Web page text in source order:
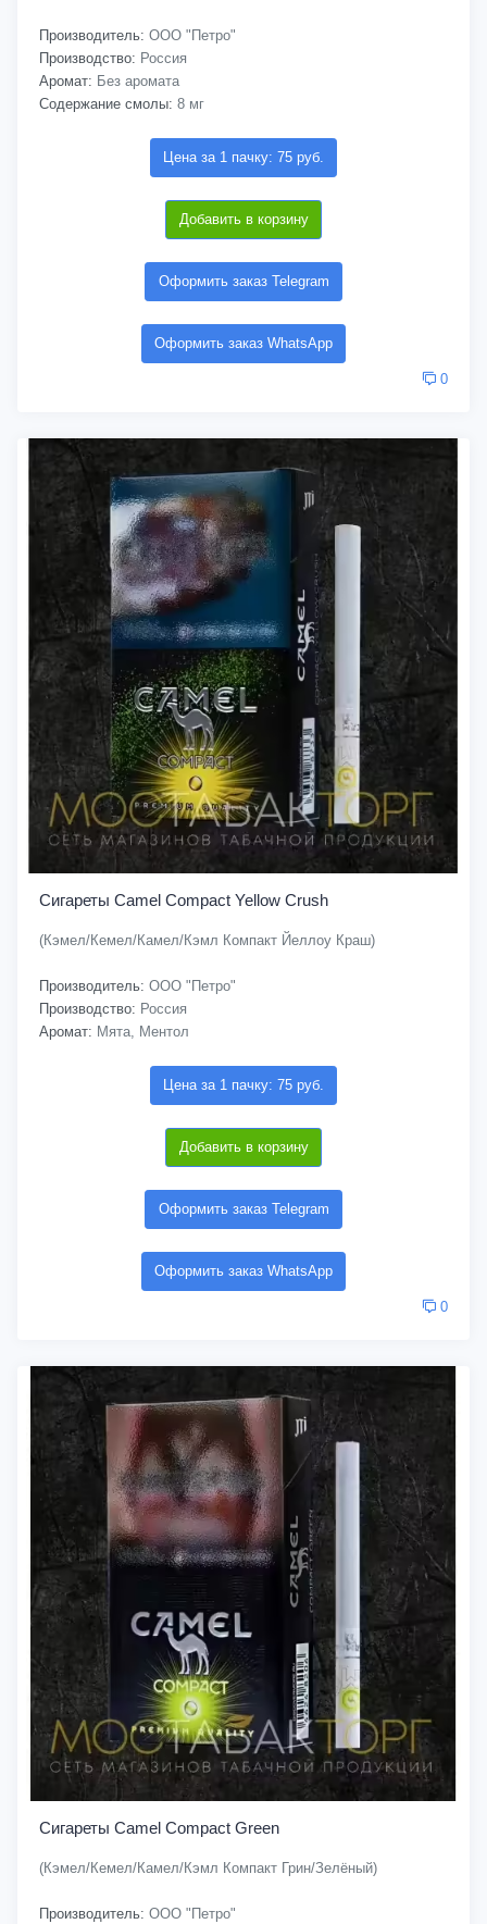
Производитель: ООО "Петро"
Производство: Россия
Аромат: Без аромата
Содержание смолы: 8 мг
Цена за 1 пачку: 75 руб.
Добавить в корзину
Оформить заказ Telegram
Оформить заказ WhatsApp
0
Сигареты Camel Compact Yellow Crush
(Кэмел/Кемел/Камел/Кэмл Компакт Йеллоу Краш)
Производитель: ООО "Петро"
Производство: Россия
Аромат: Мята, Ментол
Цена за 1 пачку: 75 руб.
Добавить в корзину
Оформить заказ Telegram
Оформить заказ WhatsApp
0
Сигареты Camel Compact Green
(Кэмел/Кемел/Камел/Кэмл Компакт Грин/Зелёный)
Производитель: ООО "Петро"